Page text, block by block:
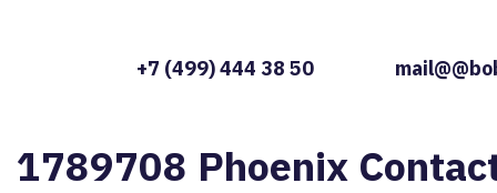
+7 (499) 444 38 50
1789708 Phoenix